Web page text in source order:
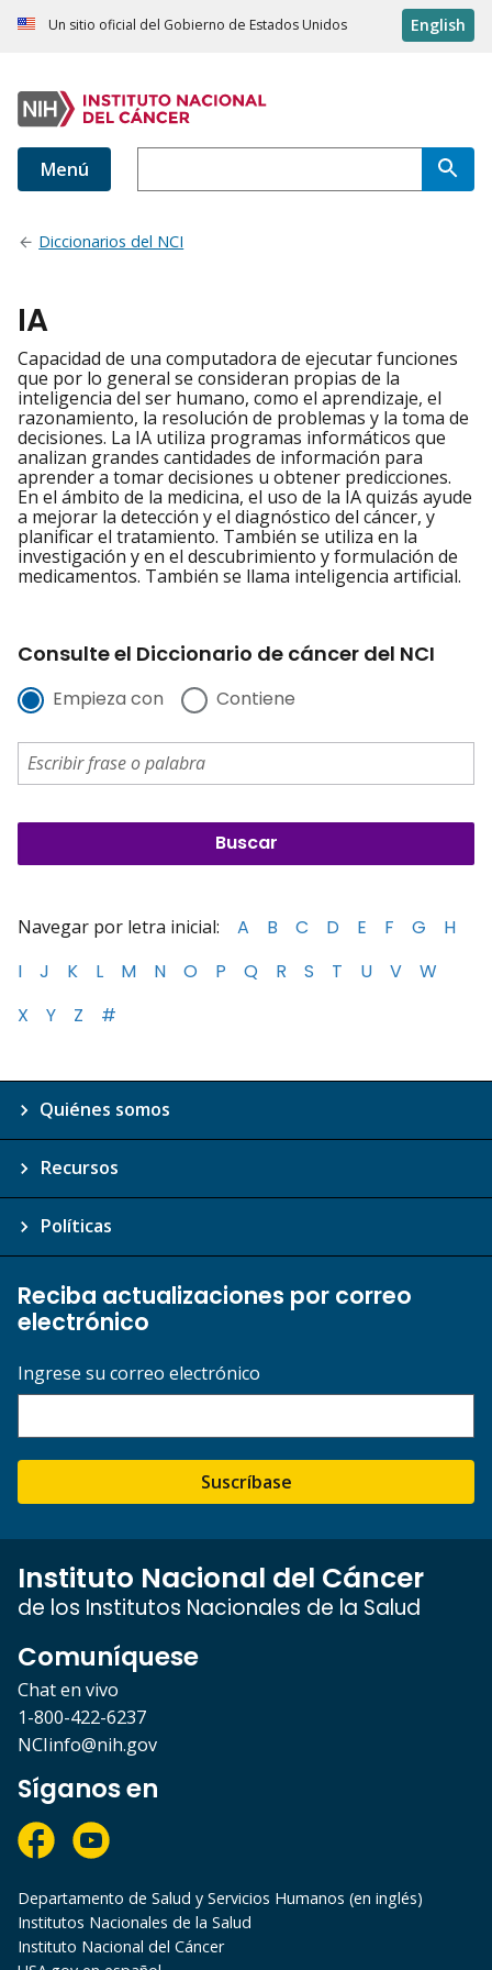
Un sitio oficial del Gobierno de Estados Unidos English
Menú
Diccionarios del NCI
IA
Capacidad de una computadora de ejecutar funciones
que por lo general se consideran propias de la
inteligencia del ser humano, como el aprendizaje, el
razonamiento, la resolución de problemas y la toma de
decisiones. La IA utiliza programas informáticos que
analizan grandes cantidades de información para
aprender a tomar decisiones u obtener predicciones.
En el ámbito de la medicina, el uso de la IA quizás ayude
a mejorar la detección y el diagnóstico del cáncer, y
planificar el tratamiento. También se utiliza en la
investigación y en el descubrimiento y formulación de
medicamentos. También se llama inteligencia artificial.
Consulte el Diccionario de cáncer del NCI
Empieza con Contiene
Navegar por letra inicial: A B C D E F G
H
I
J K L M N O P Q R S T U V
W
X
Y Z #
Quiénes somos
Recursos
Políticas
Reciba actualizaciones por correo
electrónico
Ingrese su correo electrónico
Suscríbase
Instituto Nacional del Cáncer
de los Institutos Nacionales de la Salud
Comuníquese
Chat en vivo
1-800-422-6237
NCIinfo@nih.gov
Síganos en
Departamento de Salud y Servicios Humanos (en inglés)
Institutos Nacionales de la Salud
Instituto Nacional del Cáncer